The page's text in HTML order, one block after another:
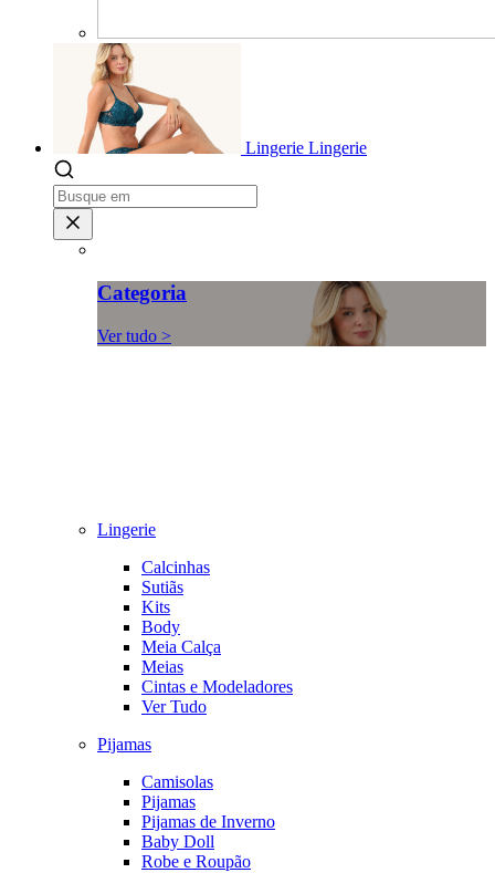
Lingerie Lingerie
Categoria
Ver tudo >
Lingerie
Calcinhas
Sutiãs
Kits
Body
Meia Calça
Meias
Cintas e Modeladores
Ver Tudo
Pijamas
Camisolas
Pijamas
Pijamas de Inverno
Baby Doll
Robe e Roupão